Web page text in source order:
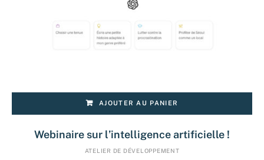
AJOUTER AU PANIER
Webinaire sur l’intelligence artificielle !
ATELIER DE DÉVELOPPEMENT